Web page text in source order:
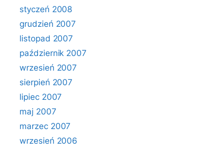
styczeń 2008
grudzień 2007
listopad 2007
październik 2007
wrzesień 2007
sierpień 2007
lipiec 2007
maj 2007
marzec 2007
wrzesień 2006